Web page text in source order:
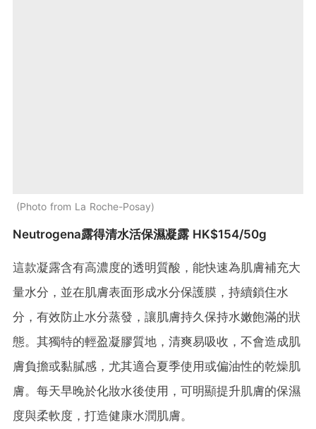
Photo from La Roche-Posay
Neutrogena露得清水活保濕凝露 HK$154/50g
這款凝露含有高濃度的透明質酸，能快速為肌膚補充大
量水分，並在肌膚表面形成水分保護膜，持續鎖住水
分，有效防止水分蒸發，讓肌膚持久保持水嫩飽滿的狀
態。其獨特的輕盈凝膠質地，清爽易吸收，不會造成肌
膚負擔或黏膩感，尤其適合夏季使用或偏油性的乾燥肌
膚。每天早晚於化妝水後使用，可明顯提升肌膚的保濕
度與柔軟度，打造健康水潤肌膚。